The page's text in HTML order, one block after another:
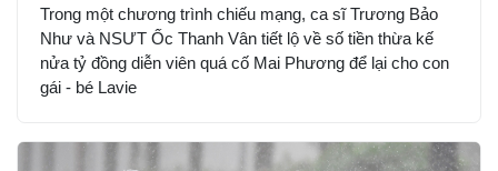
Trong một chương trình chiếu mạng, ca sĩ Trương Bảo
Như và NSƯT Ốc Thanh Vân tiết lộ về số tiền thừa kế
nửa tỷ đồng diễn viên quá cố Mai Phương để lại cho con
gái - bé Lavie